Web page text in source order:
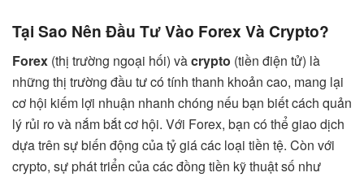
Tại Sao Nên Đầu Tư Vào Forex Và Crypto?
Forex (thị trường ngoại hối) vàcrypto (tiền điện tử) là
những thị trường đầu tư có tính thanh khoản cao, mang lại
cơ hội kiếm lợi nhuận nhanh chóng nếu bạn biết cách quản
lý rủi ro và nắm bắt cơ hội. Với Forex, bạn có thể giao dịch
dựa trên sự biến động của tỷ giá các loại tiền tệ. Còn với
crypto, sự phát triển của các đồng tiền kỹ thuật số như